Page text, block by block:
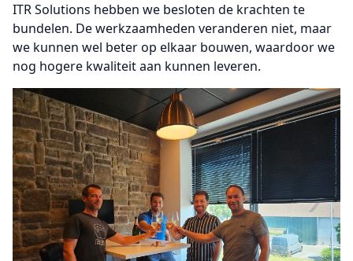
ITR Solutions hebben we besloten de krachten te
bundelen. De werkzaamheden veranderen niet, maar
we kunnen wel beter op elkaar bouwen, waardoor we
nog hogere kwaliteit aan kunnen leveren.